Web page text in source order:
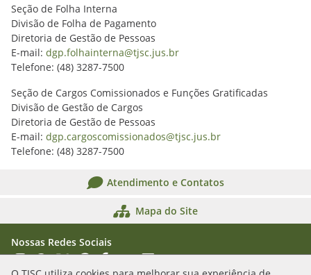
Seção de Folha Interna
Divisão de Folha de Pagamento
Diretoria de Gestão de Pessoas
E-mail: dgp.folhainterna@tjsc.jus.br
Telefone: (48) 3287-7500
Seção de Cargos Comissionados e Funções Gratificadas
Divisão de Gestão de Cargos
Diretoria de Gestão de Pessoas
E-mail: dgp.cargoscomissionados@tjsc.jus.br
Telefone: (48) 3287-7500
Atendimento e Contatos
Mapa do Site
Nossas Redes Sociais
Acessar Instagram
Acessar WhatsApp
Acessar XAcessar Threads
Acessar Facebook
Acessar YouTube
Acessar Flickr
Acessar SoundCloud